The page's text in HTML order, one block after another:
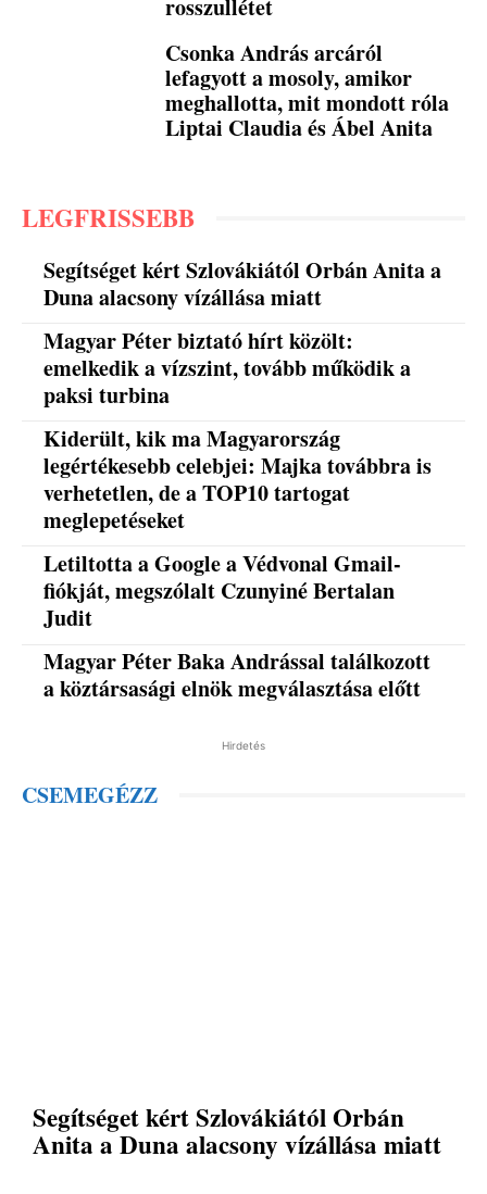
rosszullétet
Csonka András arcáról
lefagyott a mosoly, amikor
meghallotta, mit mondott róla
Liptai Claudia és Ábel Anita
LEGFRISSEBB
Segítséget kért Szlovákiától Orbán Anita a
Duna alacsony vízállása miatt
Magyar Péter biztató hírt közölt:
emelkedik a vízszint, tovább működik a
paksi turbina
Kiderült, kik ma Magyarország
legértékesebb celebjei: Majka továbbra is
verhetetlen, de a TOP10 tartogat
meglepetéseket
Letiltotta a Google a Védvonal Gmail-
fiókját, megszólalt Czunyiné Bertalan
Judit
Magyar Péter Baka Andrással találkozott
a köztársasági elnök megválasztása előtt
Hirdetés
CSEMEGÉZZ
Segítséget kért Szlovákiától Orbán
Anita a Duna alacsony vízállása miatt